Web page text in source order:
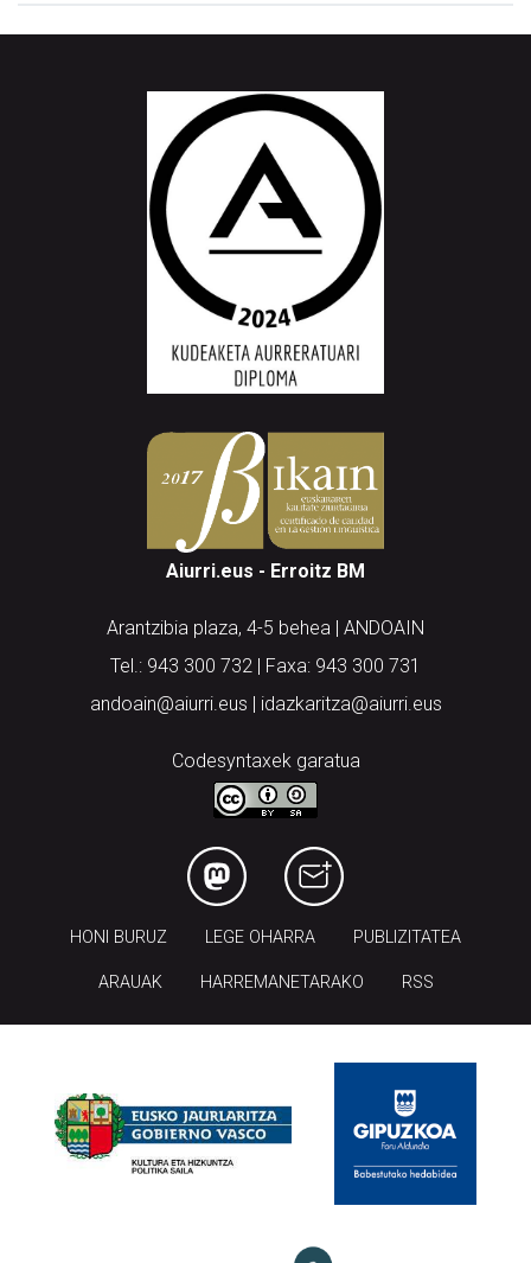
Aiurri.eus - Erroitz BM
Arantzibia plaza, 4-5 behea | ANDOAIN
Tel.: 943 300 732 | Faxa: 943 300 731
andoain@aiurri.eus | idazkaritza@aiurri.eus
Codesyntaxek garatua
HONI BURUZ LEGE OHARRA PUBLIZITATEA
ARAUAK HARREMANETARAKO RSS